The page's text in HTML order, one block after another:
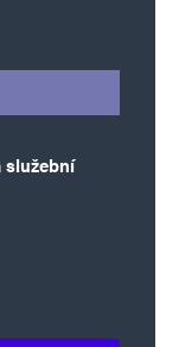
služební